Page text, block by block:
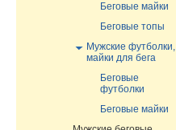
Беговые майки
Беговые топы
Мужские футболки,
майки для бега
Беговые
футболки
Беговые майки